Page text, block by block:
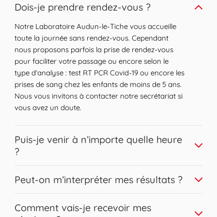
Dois-je prendre rendez-vous ?
Expand or collapse answer
Notre Laboratoire Audun-le-Tiche vous accueille
toute la journée sans rendez-vous. Cependant
nous proposons parfois la prise de rendez-vous
pour faciliter votre passage ou encore selon le
type d’analyse : test RT PCR Covid-19 ou encore les
prises de sang chez les enfants de moins de 5 ans.
Nous vous invitons à contacter notre secrétariat si
vous avez un doute.
Puis-je venir à n’importe quelle heure
?
Expand or collapse answer
Les prises de sang peuvent être réalisées pour la
plupart sans contrainte horaire en respectant les
conditions de jeûne éventuelles. Afin d’assurer une
Peut-on m’interpréter mes résultats ?
Expand or collapse answer
pour répondre à l’ensemble de vos questions et
Comment vais-je recevoir mes
Expand or collapse answer